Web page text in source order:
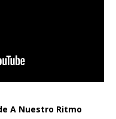
A Nuestro Ritmo